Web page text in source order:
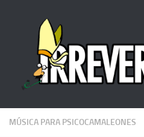
MÚSICA PARA PSICOCAMALEONES